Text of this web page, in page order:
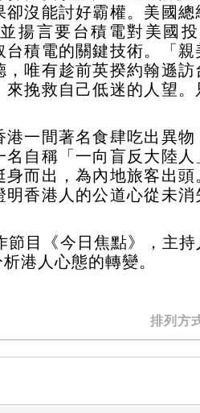
沒能討好霸權。美國總
揚言要台積電對美國
積電的關鍵技術。「親
唯有趁前英揆約翰遜訪
挽救自己低迷的人望。
一間著名食肆吃出異物
自稱「一向盲反大陸人
而出，為內地旅客出頭
香港人的公道心從未消
節目《今日焦點》，主持
港人心態的轉變。
排列方